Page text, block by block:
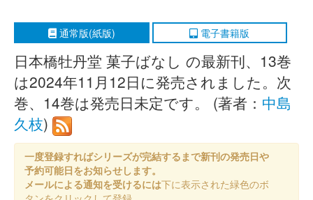
通常版(紙版) 電子書籍版
日本橋牡丹堂 菓子ばなし の最新刊、13巻
は2024年11月12日に発売されました。次
巻、14巻は発売日未定です。 (著者： 中島
久枝)
一度登録すればシリーズが完結するまで新刊の発売日や
予約可能日をお知らせします。
メールによる通知を受けるには下に表示された緑色のボ